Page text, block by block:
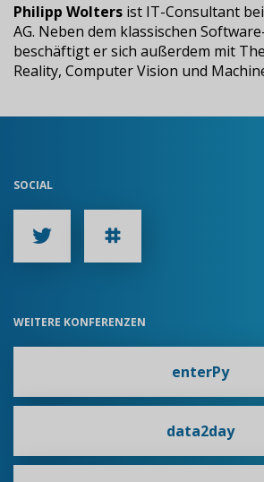
Philipp Wolters ist IT-Consultant
AG. Neben dem klassischen
beschäftigt er sich außerdem mit
Reality, Computer Vision und
SOCIAL
WEITERE KONFERENZEN
enterPy
data2day